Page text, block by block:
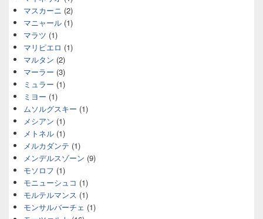
マスカーニ (2)
マニャール (1)
マラツ (1)
マリピエロ (1)
マルタン (2)
マーラー (3)
ミュラー (1)
ミヨー (1)
ムソルグスキー (1)
メシアン (1)
メトネル (1)
メルカダンテ (1)
メンデルスゾーン (9)
モソロフ (1)
モニューシュコ (1)
モルテルマンス (1)
モンサルバーチェ (1)